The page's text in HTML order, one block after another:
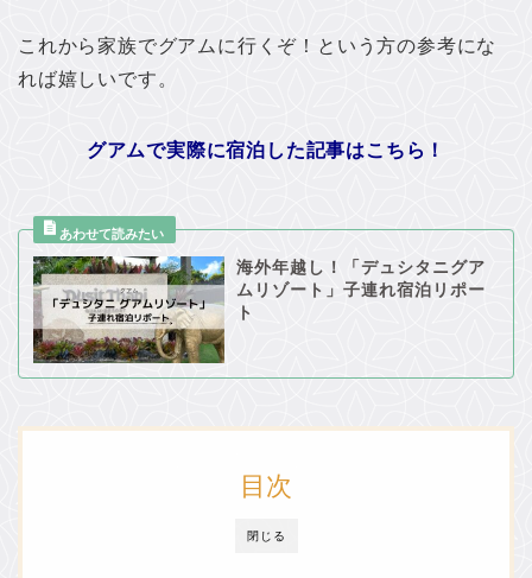
これから家族でグアムに行くぞ！という方の参考にな
れば嬉しいです。
グアムで実際に宿泊した記事はこちら！
海外年越し！「デュシタニグア
ムリゾート」子連れ宿泊リポー
ト
閉じる
目次